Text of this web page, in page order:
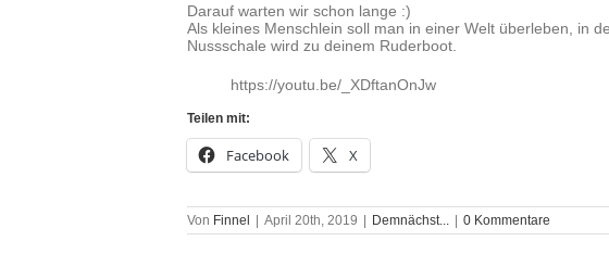
Darauf warten wir schon lange :)
Als kleines Menschlein soll man in einer Welt überleben, in
Nussschale wird zu deinem Ruderboot.
https://youtu.be/_XDftanOnJw
Teilen mit:
Facebook X
Von Finnel April 20th, 2019 Demnächst... 0 Kommentare